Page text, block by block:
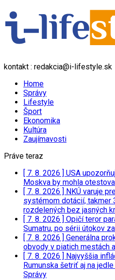
kontakt : redakcia@i-lifestyle.sk
Home
Správy
Lifestyle
Šport
Ekonomika
Kultúra
Zaujímavosti
Práve teraz
[ 7. 8. 2026 ] USA
Moskva by mohla
[ 7. 8. 2026 ] NKÚ varuje
systémom dotácií, takmer
rozdelených bez jasných
[ 7. 8. 2026 ] Opičí teror
Sumatru, po sérii útokov
[ 7. 8. 2026 ] Generálna
obvody v piatich mestách
[ 7. 8. 2026 ] Najvyššia
Rumunska šetriť aj na
Správy